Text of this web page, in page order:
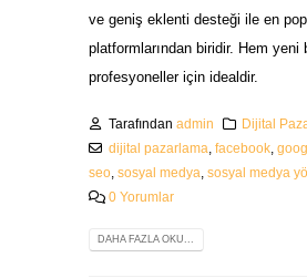
ve geniş eklenti desteği ile en
platformlarından biridir. Hem yeni
profesyoneller için idealdir.
Tarafından admin Dijital
dijital pazarlama facebook,
seo sosyal medya sosyal medya
0 Yorumlar
DAHA FAZLA OKU...